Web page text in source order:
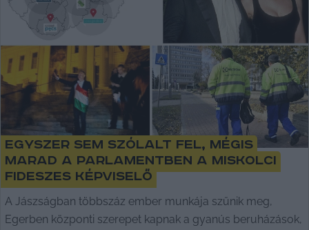
Egyszer sem szólalt fel, mégis
marad a parlamentben a miskolci
fideszes képviselő
A Jászságban többszáz ember munkája szűnik meg,
Egerben központi szerepet kapnak a gyanús beruházások,